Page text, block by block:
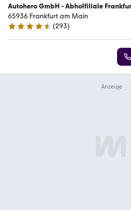
Autohero GmbH - Abholfiliale
65936 Frankfurt am Main
4.6 Sterne
(293)